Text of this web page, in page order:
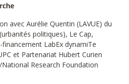
avec Aurélie Quentin (LAVUE) du
politiques), Le Cap,
LabEx dynamiTe
et Partenariat Hubert Curien
Research Foundation